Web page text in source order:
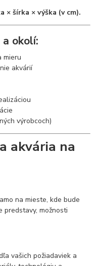
× šírka × výška (v cm).
okolí:
mieru
akvárií
výrobcoch)
akvária na
na mieste, kde bude
predstavy, možnosti
vašich požiadaviek a